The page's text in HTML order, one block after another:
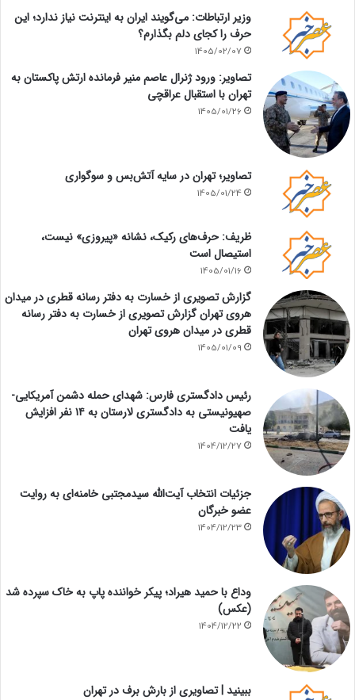
وزیر ارتباطات: می‌گویند ایران به اینترنت نیاز ندارد؛ این
حرف را کجای دلم بگذارم؟
1405/02/07
تصاویر: ورود ژنرال عاصم منیر فرمانده ارتش پاکستان به
تهران با استقبال عراقچی
1405/01/26
تصاویر؛ تهران در سایه آتش‌بس و سوگواری
1405/01/24
ظریف: حرف‌های رکیک، نشانه «پیروزی» نیست،
استیصال است
1405/01/16
گزارش تصویری از خسارت به دفتر رسانه قطری در میدان
هروی تهران گزارش تصویری از خسارت به دفتر رسانه
قطری در میدان هروی تهران
1405/01/09
رئیس دادگستری فارس: شهدای حمله دشمن آمریکایی-
صهیونیستی به دادگستری لارستان به ۱۴ نفر افزایش
یافت
1404/12/27
جزئیات انتخاب آیت‌الله سیدمجتبی خامنه‌ای به روایت
عضو خبرگان
1404/12/23
وداع با حمید هیراد؛ پیکر خواننده پاپ به خاک سپرده شد
(عکس)
1404/12/22
ببینید | تصاویری از بارش برف در تهران